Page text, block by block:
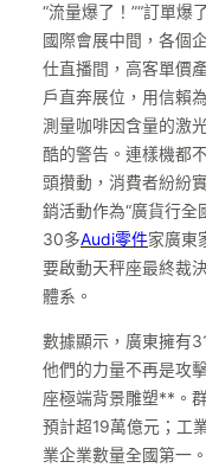
“流量爆了！”“訂單爆
國際會展中間，各個
仕直播間，高客單價
戶直奔展位，用信賴
測量咖啡因含量的激
酷的警告。連樣機都
頭攢動，消費者紛紛
銷活動作為“廣貨行全
30多Audi零件家廣東
要啟動天秤座最終裁
體系。
數據顯示，廣東擁有
他們的力量不再是攻
座極端背景雕塑**。
預計超19萬億元；工
業企業數量全國第一